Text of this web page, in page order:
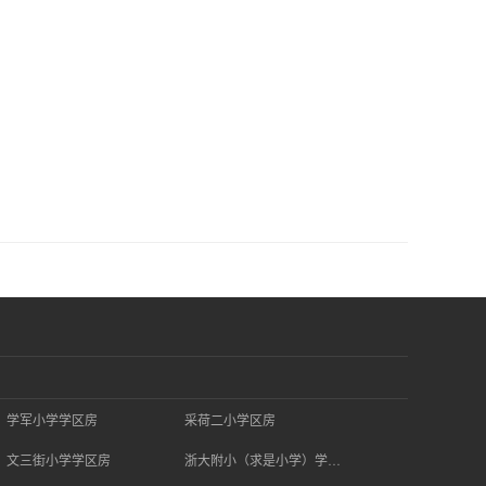
学军小学学区房 采荷二小学区房
文三街小学学区房 浙大附小（求是小学）学区房